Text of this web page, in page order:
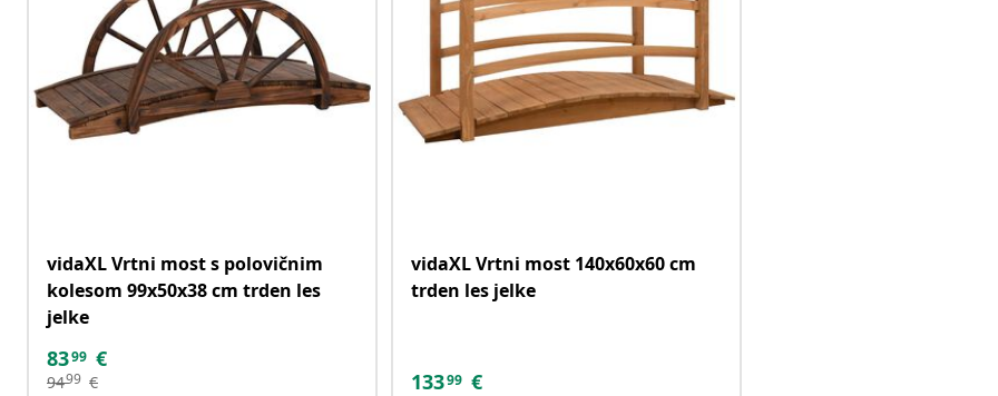
vidaXL Vrtni most s polovičnim
kolesom 99x50x38 cm trden les
jelke
8399 €
9499 €
vidaXL Vrtni most 140x60x60 cm
trden les jelke
13399 €